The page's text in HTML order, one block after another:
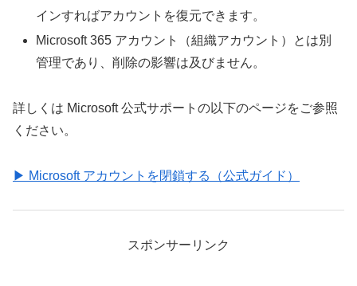
インすればアカウントを復元できます。
Microsoft 365 アカウント（組織アカウント）とは別
管理であり、削除の影響は及びません。
詳しくは Microsoft 公式サポートの以下のページをご参照
ください。
▶ Microsoft アカウントを閉鎖する（公式ガイド）
スポンサーリンク